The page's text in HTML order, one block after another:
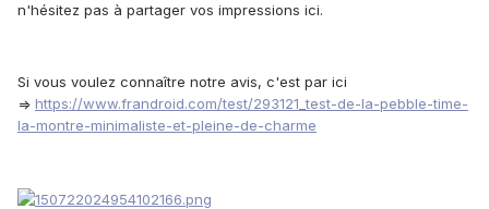
n'hésitez pas à partager vos impressions ici.
Si vous voulez connaître notre avis, c'est par ici
=> https://www.frandroid.com/test/293121_test-de-la-pebble-time-
la-montre-minimaliste-et-pleine-de-charme